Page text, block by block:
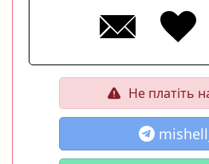
Не платіть